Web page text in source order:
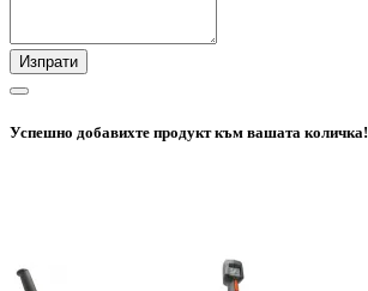
Изпрати
Успешно добавихте продукт към вашата количка!